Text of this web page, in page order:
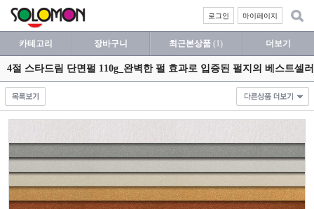
마이페이지
로그인
카테고리 장바구니 최근본상품 (1) 더보기
4절 스타드림 단면펄 110g_완벽한 펄 효과로 입증된 펄지의 베스트셀러